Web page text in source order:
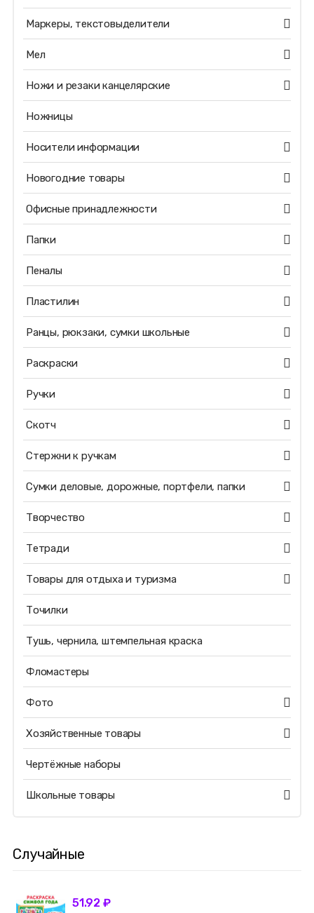
Маркеры, текстовыделители
Мел
Ножи и резаки канцелярские
Ножницы
Носители информации
Новогодние товары
Офисные принадлежности
Папки
Пеналы
Пластилин
Ранцы, рюкзаки, сумки школьные
Раскраски
Ручки
Скотч
Стержни к ручкам
Сумки деловые, дорожные, портфели, папки
Творчество
Тетради
Товары для отдыха и туризма
Точилки
Тушь, чернила, штемпельная краска
Фломастеры
Фото
Хозяйственные товары
Чертёжные наборы
Школьные товары
Случайные
51.92 ₽